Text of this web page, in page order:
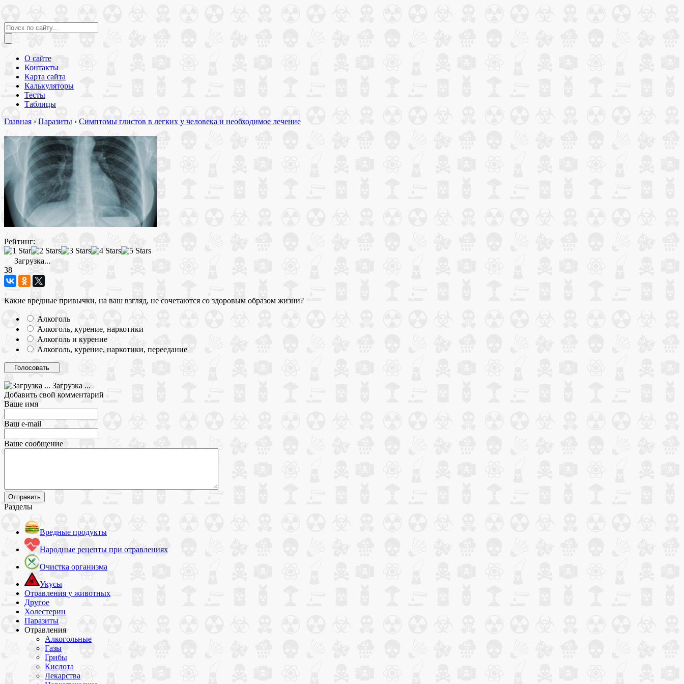
О сайте
Контакты
Карта сайта
Калькуляторы
Тесты
Таблицы
Главная › Паразиты › Симптомы глистов в легких у человека и необходимое лечение
Рейтинг:
Загрузка...
38
Какие вредные привычки, на ваш взгляд, не сочетаются со здоровым образом жизни?
Алкоголь
Алкоголь, курение, наркотики
Алкоголь и курение
Алкоголь, курение, наркотики, переедание
Загрузка ...
Добавить свой комментарий
Ваше имя
Ваш e-mail
Ваше сообщение
Разделы
Вредные продукты
Народные рецепты при отравлениях
Очистка организма
Укусы
Отравления у животных
Другое
Холестерин
Паразиты
Отравления
Алкогольные
Газы
Грибы
Кислота
Лекарства